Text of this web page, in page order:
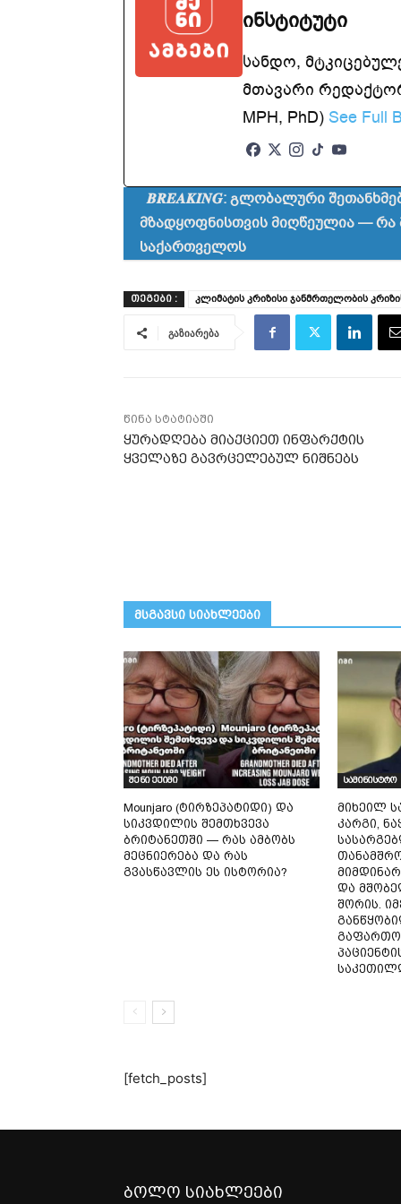
ინსტიტუტი
სანდო,
მთავარი
MPH, PhD) See Full
𝑩𝑹𝑬𝑨𝑲𝑰𝑵𝑮: გლობალური
მზადყოფნისთვის მიღწეულია —
საქართველოს
ᲗᲔᲒᲔᲑᲘ : კლიმატის კრიზისი ჯანმრთელობის
გაზიარება
წინა სტატიაში
ყურადღება მიაქციეთ ინფარქტის
ყველაზე გავრცელებულ ნიშნებს
მსგავსი სიახლეები
შენი ექიმი
Mounjaro (ტირზეპატიდი) და
სიკვდილის შემთხვევა
ბრიტანეთში — რას ამბობს
მეცნიერება და რას
გვასწავლის ეს ისტორია?
სამინისტრო
მიხეილ
კარგი,
და
შორის.
[fetch_posts]
ბოლო სიახლეები